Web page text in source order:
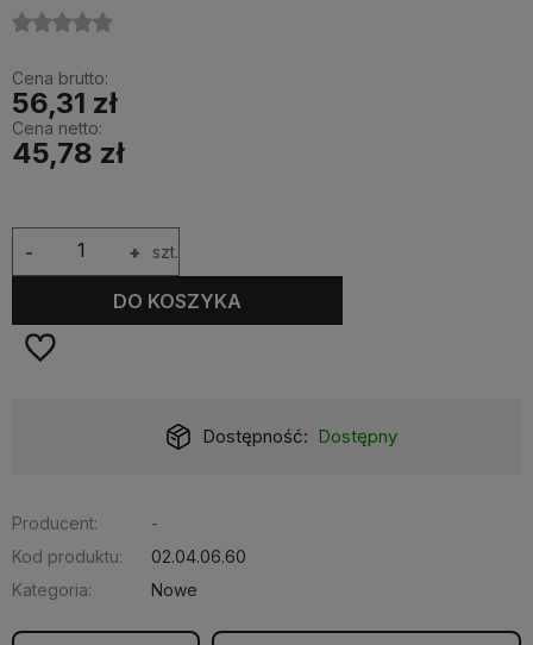
Cena brutto:
56,31 zł
Cena netto:
45,78 zł
+
- szt.
DO KOSZYKA
Dostępność: Dostępny
Producent:
-
Kod produktu:
02.04.06.60
Kategoria:
Nowe